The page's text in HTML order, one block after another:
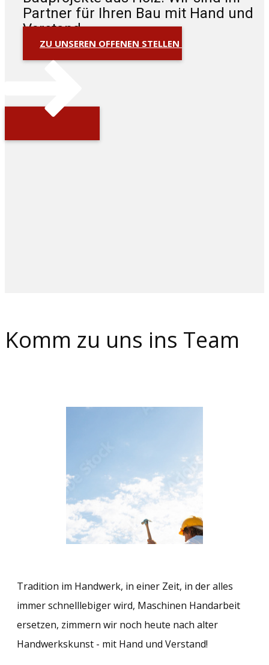
Partner für Ihren Bau mit Hand und
Verstand.
ZU UNSEREN OFFENEN STELLEN
Komm zu uns ins Team
Tradition im Handwerk, in einer Zeit, in der alles
immer schnelllebiger wird, Maschinen Handarbeit
ersetzen, zimmern wir noch heute nach alter
Handwerkskunst - mit Hand und Verstand!